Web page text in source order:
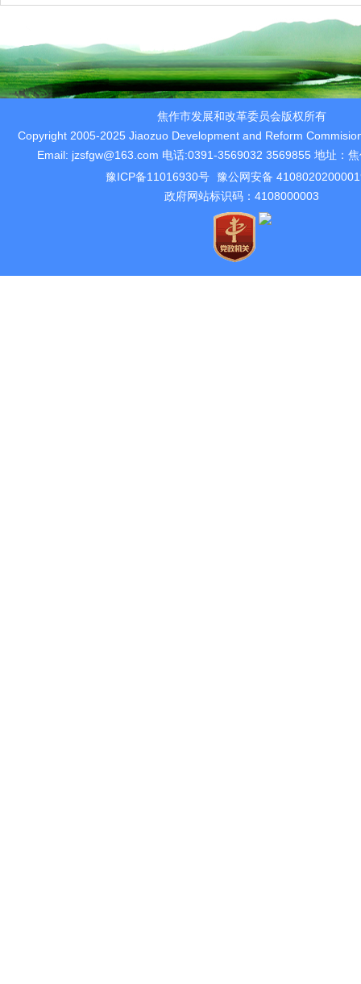
焦作市发展和改革委员会版权所有
Copyright 2005-2025 Jiaozuo Development and Reform
Email: jzsfgw@163.com 电话:0391-3569032 3569855 地址：
豫ICP备11016930号 豫公网安备
政府网站标识码：4108000003